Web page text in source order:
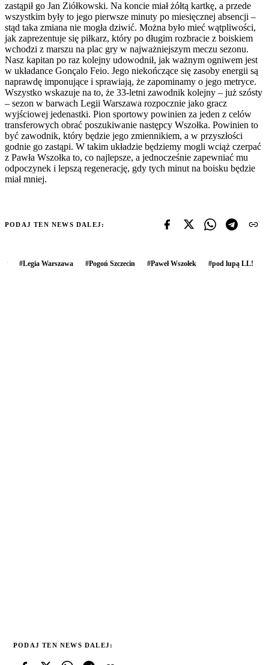
zastąpił go Jan Ziółkowski. Na koncie miał żółtą kartkę, a przede
wszystkim były to jego pierwsze minuty po miesięcznej absencji –
stąd taka zmiana nie mogła dziwić. Można było mieć wątpliwości,
jak zaprezentuje się piłkarz, który po długim rozbracie z boiskiem
wchodzi z marszu na plac gry w najważniejszym meczu sezonu.
Nasz kapitan po raz kolejny udowodnił, jak ważnym ogniwem jest
w układance Gonçalo Feio. Jego niekończące się zasoby energii są
naprawdę imponujące i sprawiają, że zapominamy o jego metryce.
Wszystko wskazuje na to, że 33-letni zawodnik kolejny – już szósty
– sezon w barwach Legii Warszawa rozpocznie jako gracz
wyjściowej jedenastki. Pion sportowy powinien za jeden z celów
transferowych obrać poszukiwanie następcy Wszołka. Powinien to
być zawodnik, który będzie jego zmiennikiem, a w przyszłości
godnie go zastąpi. W takim układzie będziemy mogli wciąż czerpać
z Pawła Wszołka to, co najlepsze, a jednocześnie zapewniać mu
odpoczynek i lepszą regenerację, gdy tych minut na boisku będzie
miał mniej.
PODAJ TEN NEWS DALEJ:
#Legia Warszawa #Pogoń Szczecin #Paweł Wszołek #pod lupą LL!
PODAJ TEN NEWS DALEJ: